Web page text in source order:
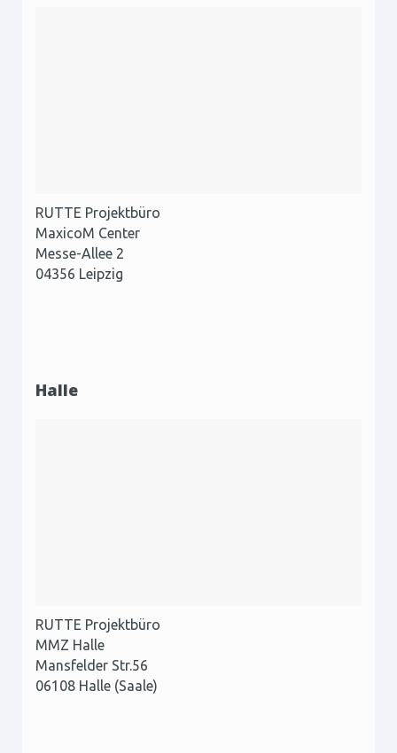
RUTTE Projektbüro
MaxicoM Center
Messe-Allee 2
04356 Leipzig
Halle
RUTTE Projektbüro
MMZ Halle
Mansfelder Str.56
06108 Halle (Saale)